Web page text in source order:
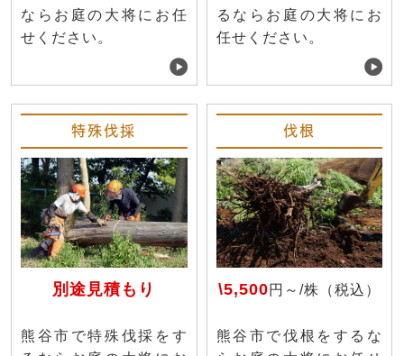
ならお庭の大将にお任
せください。
るならお庭の大将にお
任せください。
特殊伐採
別途見積もり
熊谷市で特殊伐採をす
伐根
\5,500円～/株（税込）
熊谷市で伐根をするな